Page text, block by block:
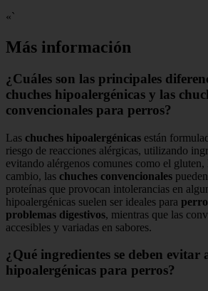
«`
Más información
¿Cuáles son las principales
chuches hipoalergénicas y las
convencionales para perros?
Las chuches hipoalergénicas están
riesgo de reacciones alérgicas, utilizando
evitando alérgenos comunes como el
cambio, las chuches convencionales
proteínas que provocan intolerancias en
hipoalergénicas suelen ser ideales para
problemas digestivos, mientras que las
accesibles y variadas en sabores.
¿Qué ingredientes se deben evitar
hipoalergénicas para perros?